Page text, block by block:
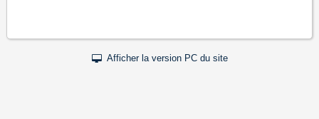
Afficher la version PC du site